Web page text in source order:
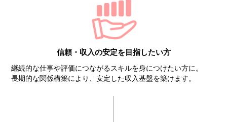
信頼・収入の安定を目指したい方
継続的な仕事や評価につながるスキルを身につけたい方に。
長期的な関係構築により、安定した収入基盤を築けます。